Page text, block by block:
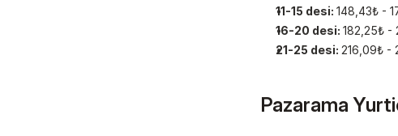
11-15 desi: 148,43₺ -
16-20 desi: 182,25₺ -
21-25 desi: 216,09₺ -
Pazarama